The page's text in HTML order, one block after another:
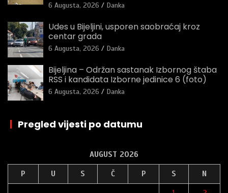
6 Augusta, 2026 Danka
Udes u Bijeljini, usporen saobraćaj kroz
centar grada
6 Augusta, 2026 Danka
Bijeljina – Održan sastanak Izbornog štaba
RSS i kandidata Izborne jedinice 6 (foto)
6 Augusta, 2026 Danka
| Pregled vijesti po datumu
AUGUST 2026
P U S Č P S N